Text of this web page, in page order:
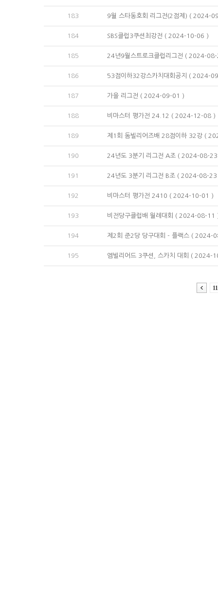
183 9월 스타동호회 리그전(2점제) ( 2024-
184 SBS클럽3쿠션최강전 ( 2024-10-06 )
185 24년9월스트로크클럽리그전 ( 2024-
186 53점이하32강스카치대회공지 ( 2024-
187 가을 리그전 ( 2024-09-01 )
188 비마스터 평가전 24.12 ( 2024-12-08 )
189 제1회 돔빌리어즈배 28점이하 32강 (
190 24년도 3분기 리그전 A조 ( 2024-08-
191 24년도 3분기 리그전 B조 ( 2024-08-
192 비마스터 평가전 2410 ( 2024-10-01 )
193 비전당구클럽배 월례대회 ( 2024-08-11
194 제2회 준2당 당구대회 - 플랙스 ( 2024-
195 엠빌리어드 3쿠션, 스카치 대회 ( 2024-
11